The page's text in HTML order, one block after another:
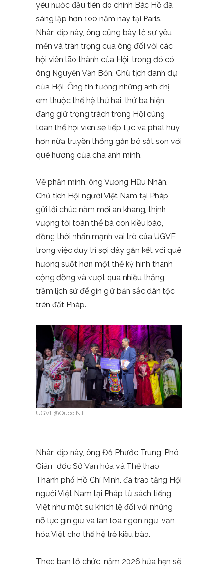
yêu nước đầu tiên do chính Bác Hồ đã
sáng lập hơn 100 năm nay tại Paris.
Nhân dịp này, ông cũng bày tỏ sự yêu
mến và trân trọng của ông đối với các
hội viên lão thành của Hội, trong đó có
ông Nguyễn Văn Bổn, Chủ tịch danh dự
của Hội. Ông tin tưởng những anh chị
em thuộc thế hệ thứ hai, thứ ba hiện
đang giữ trọng trách trong Hội cùng
toàn thể hội viên sẽ tiếp tục và phát huy
hơn nữa truyền thống gằn bó sắt son với
quê hương của cha anh mình.
Về phần mình, ông Vương Hữu Nhân,
Chủ tịch Hội người Việt Nam tại Pháp,
gửi lời chúc năm mới an khang, thịnh
vượng tới toàn thể bà con kiều bào,
đồng thời nhấn mạnh vai trò của UGVF
trong việc duy trì sợi dây gắn kết với quê
hương suốt hơn một thế kỷ hình thành
cộng đồng và vượt qua nhiều thăng
trầm lịch sử để gìn giữ bản sắc dân tộc
trên đất Pháp.
UGVF@Quoc NT
Nhân dịp này, ông Đỗ Phước Trung, Phó
Giám đốc Sở Văn hóa và Thể thao
Thành phố Hồ Chí Minh, đã trao tặng Hội
người Việt Nam tại Pháp tủ sách tiếng
Việt như một sự khích lệ đối với những
nỗ lực gìn giữ và lan tỏa ngôn ngữ, văn
hóa Việt cho thế hệ trẻ kiều bào.
Theo ban tổ chức, năm 2026 hứa hẹn sẽ